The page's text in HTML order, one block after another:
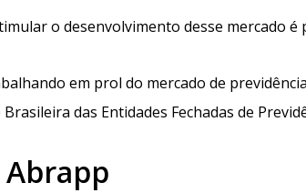
o desenvolvimento desse mercado é
em prol do mercado de
das Entidades Fechadas de
Abrapp